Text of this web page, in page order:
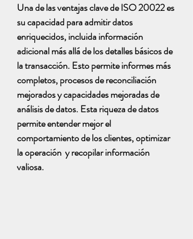
Una de las ventajas clave de ISO 20022 es
su capacidad para admitir datos
enriquecidos, incluida información
adicional más allá de los detalles básicos de
la transacción. Esto permite informes más
completos, procesos de reconciliación
mejorados y capacidades mejoradas de
análisis de datos. Esta riqueza de datos
permite entender mejor el
comportamiento de los clientes, optimizar
la operación  y recopilar información
valiosa.